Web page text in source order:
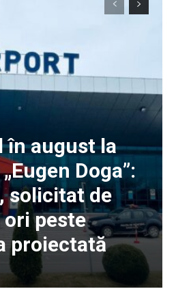
în august la
Doga”:
solicitat de
ori peste
proiectată